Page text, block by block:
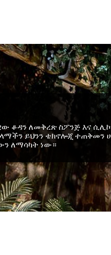
ቆዳን ለመቅረጽ ስፖንጅ እና
ይህንን ቴክኖሎጂ ተጠቅመን
ለማሳካት ነው።